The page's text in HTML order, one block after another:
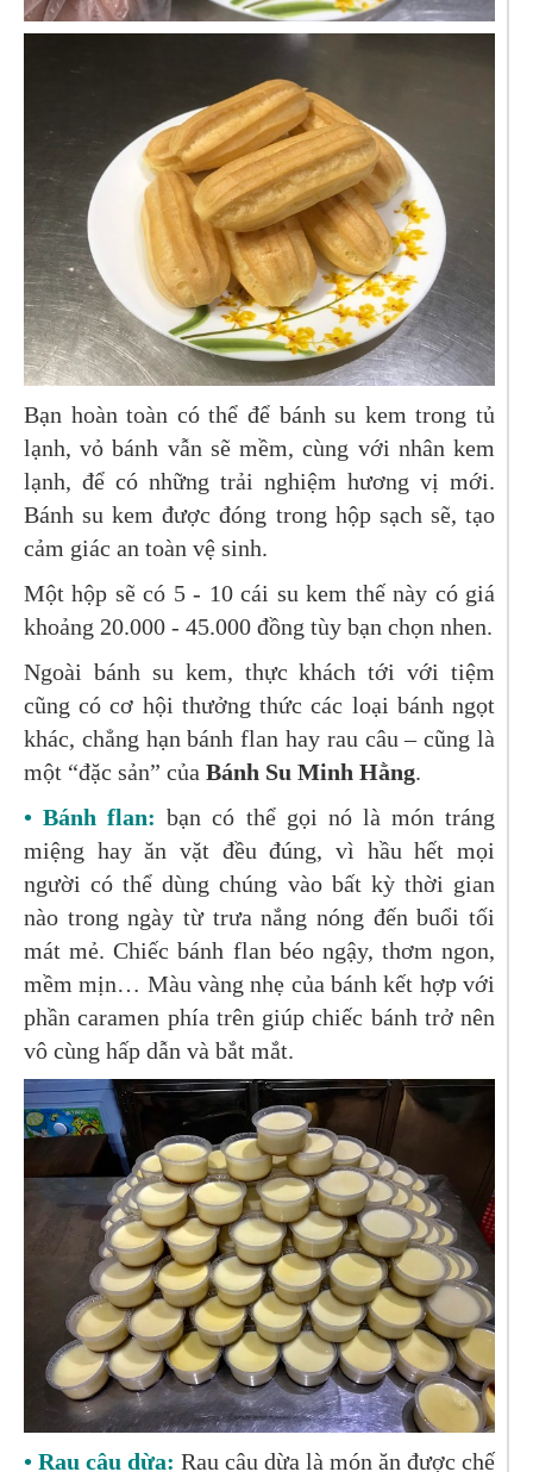
Bạn hoàn toàn có thể để bánh su kem trong tủ
lạnh, vỏ bánh vẫn sẽ mềm, cùng với nhân kem
lạnh, để có những trải nghiệm hương vị mới.
Bánh su kem được đóng trong hộp sạch sẽ, tạo
cảm giác an toàn vệ sinh.
Một hộp sẽ có 5 - 10 cái su kem thế này có giá
khoảng 20.000 - 45.000 đồng tùy bạn chọn nhen.
Ngoài bánh su kem, thực khách tới với tiệm
cũng có cơ hội thưởng thức các loại bánh ngọt
khác, chẳng hạn bánh flan hay rau câu – cũng là
một “đặc sản” của Bánh Su Minh Hằng.
• Bánh flan: bạn có thể gọi nó là món tráng
miệng hay ăn vặt đều đúng, vì hầu hết mọi
người có thể dùng chúng vào bất kỳ thời gian
nào trong ngày từ trưa nắng nóng đến buổi tối
mát mẻ. Chiếc bánh flan béo ngậy, thơm ngon,
mềm mịn… Màu vàng nhẹ của bánh kết hợp với
phần caramen phía trên giúp chiếc bánh trở nên
vô cùng hấp dẫn và bắt mắt.
• Rau câu dừa: Rau câu dừa là món ăn được chế